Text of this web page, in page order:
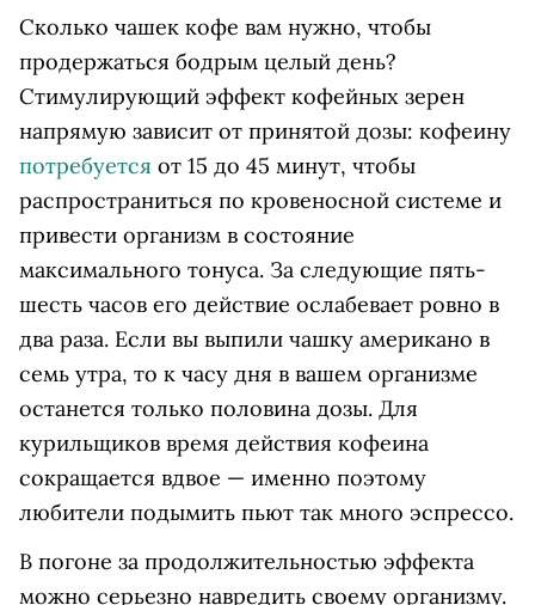
Сколько чашек кофе вам нужно, чтобы
продержаться бодрым целый день?
Стимулирующий эффект кофейных зерен
напрямую зависит от принятой дозы: кофеину
потребуется от 15 до 45 минут, чтобы
распространиться по кровеносной системе и
привести организм в состояние
максимального тонуса. За следующие пять-
шесть часов его действие ослабевает ровно в
два раза. Если вы выпили чашку американо в
семь утра, то к часу дня в вашем организме
останется только половина дозы. Для
курильщиков время действия кофеина
сокращается вдвое — именно поэтому
любители подымить пьют так много эспрессо.
В погоне за продолжительностью эффекта
можно серьезно навредить своему организму.